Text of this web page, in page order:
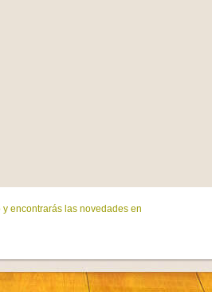
encontrarás las novedades en